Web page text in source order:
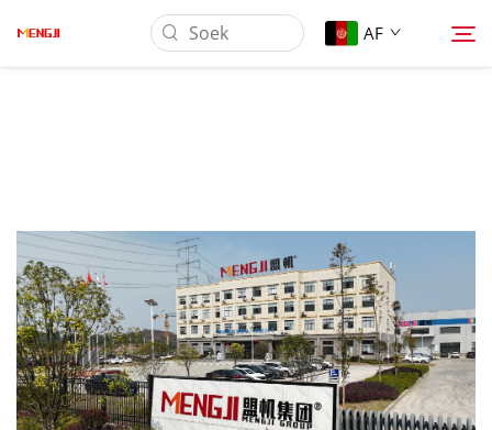
AF
Toepassing
Laai Af
Nuus